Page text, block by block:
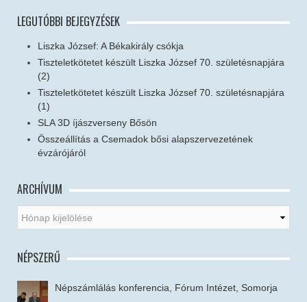
LEGUTÓBBI BEJEGYZÉSEK
Liszka József: A Békakirály csókja
Tiszteletkötetet készült Liszka József 70. születésnapjára
(2)
Tiszteletkötetet készült Liszka József 70. születésnapjára
(1)
SLA 3D íjászverseny Bősön
Összeállítás a Csemadok bősi alapszervezetének
évzárójáról
ARCHÍVUM
NÉPSZERŰ
Népszámlálás konferencia, Fórum Intézet, Somorja